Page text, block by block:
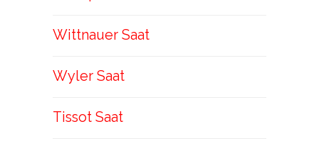
Wittnauer Saat
Wyler Saat
Tissot Saat